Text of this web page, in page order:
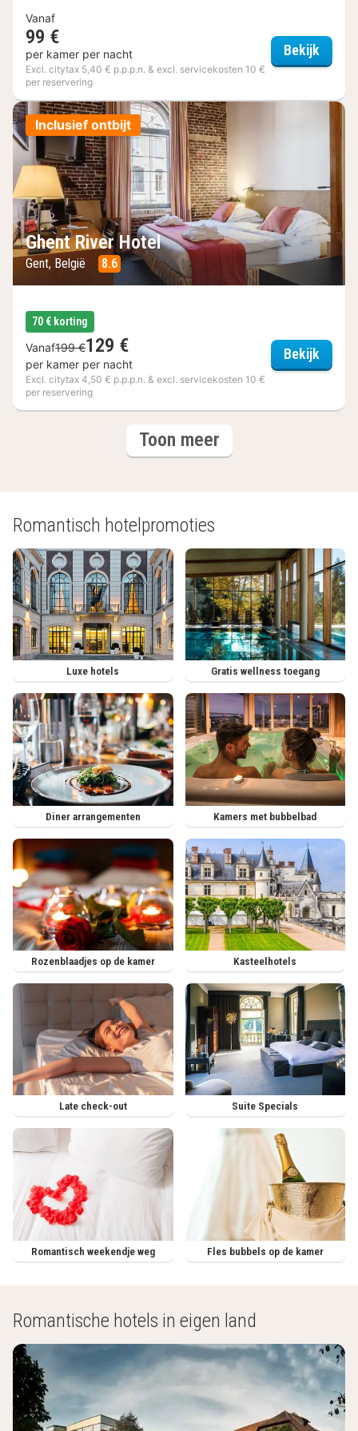
Vanaf
99 €
per kamer per nacht
Excl. citytax 5,40 € p.p.p.n. & excl. servicekosten 10 €
per reservering
Bekijk
Inclusief ontbijt
Ghent River Hotel
Gent, België 8.6
70 € korting
Vanaf199 €129 €
per kamer per nacht
Excl. citytax 4,50 € p.p.p.n. & excl. servicekosten 10 €
per reservering
Bekijk
Toon meerhotels
Romantisch hotelpromoties
Luxe hotels Gratis wellness toegang
Diner arrangementen Kamers met bubbelbad
Rozenblaadjes op de kamer Kasteelhotels
Late check-out Suite Specials
Romantisch weekendje weg Fles bubbels op de kamer
Romantische hotels in eigen land